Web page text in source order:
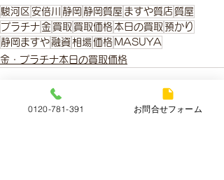
駿河区 安倍川 静岡 静岡質屋 ますや質店 質屋
プラチナ 金 買取 買取価格 本日の買取 預かり
静岡ますや 融資相場 価格 MASUYA
金・プラチナ本日の買取価格
0120-781-391 お問合せフォーム